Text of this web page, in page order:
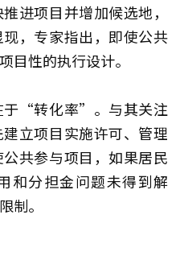
进项目并增加候选地，
，专家指出，即使公共
目性的执行设计。
于“转化率”。与其关注
立项目实施许可、管理
共参与项目，如果居民
和分担金问题未得到解
制。